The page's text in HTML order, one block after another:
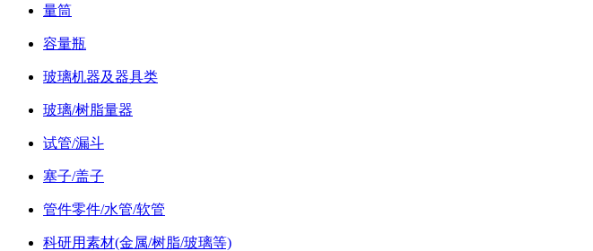
量筒
容量瓶
玻璃机器及器具类
玻璃/树脂量器
试管/漏斗
塞子/盖子
管件零件/水管/软管
科研用素材(金属/树脂/玻璃等)